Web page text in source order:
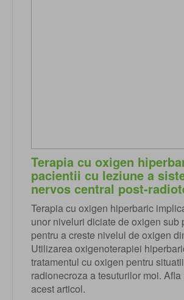
Terapia cu oxigen
pacientii cu leziune a
nervos central post-
Terapia cu oxigen hiperbaric
unor niveluri diciate de oxigen sub
pentru a creste nivelul de oxigen
Utilizarea oxigenoterapiei
tratamentul cu oxigen pentru
radionecroza a tesuturilor moi.
acest articol.